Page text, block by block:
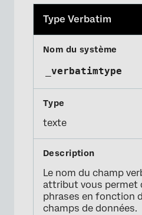
Type Verbatim
_verbatimtype
texte
Le nom du champ
attribut vous permet
phrases en fonction
champs de données.